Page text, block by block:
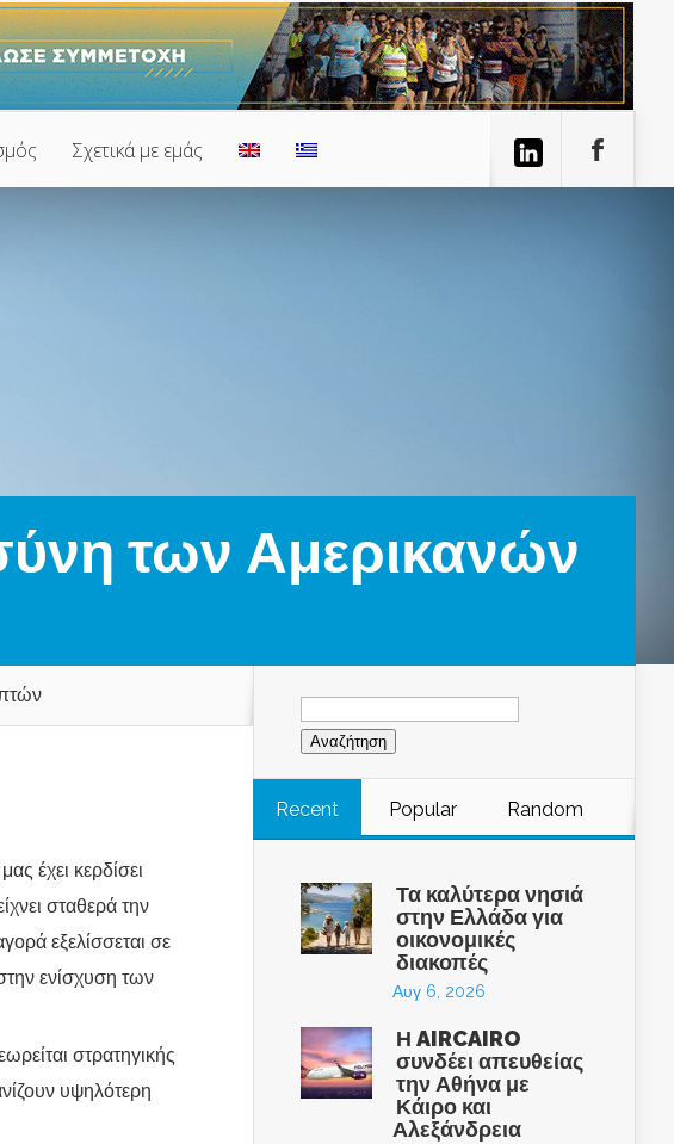
Σχετικά με εμάς
των Αμερικανών
έχει κερδίσει
σταθερά την
εξελίσσεται σε
ενίσχυση των
στρατηγικής
υψηλότερη
Αναζήτηση
για:
Recent Popular Random
Τα καλύτερα νησιά
στην Ελλάδα για
οικονομικές
διακοπές
Αυγ 6, 2026
Η AIRCAIRO
συνδέει απευθείας
την Αθήνα με
Κάιρο και
Αλεξάνδρεια